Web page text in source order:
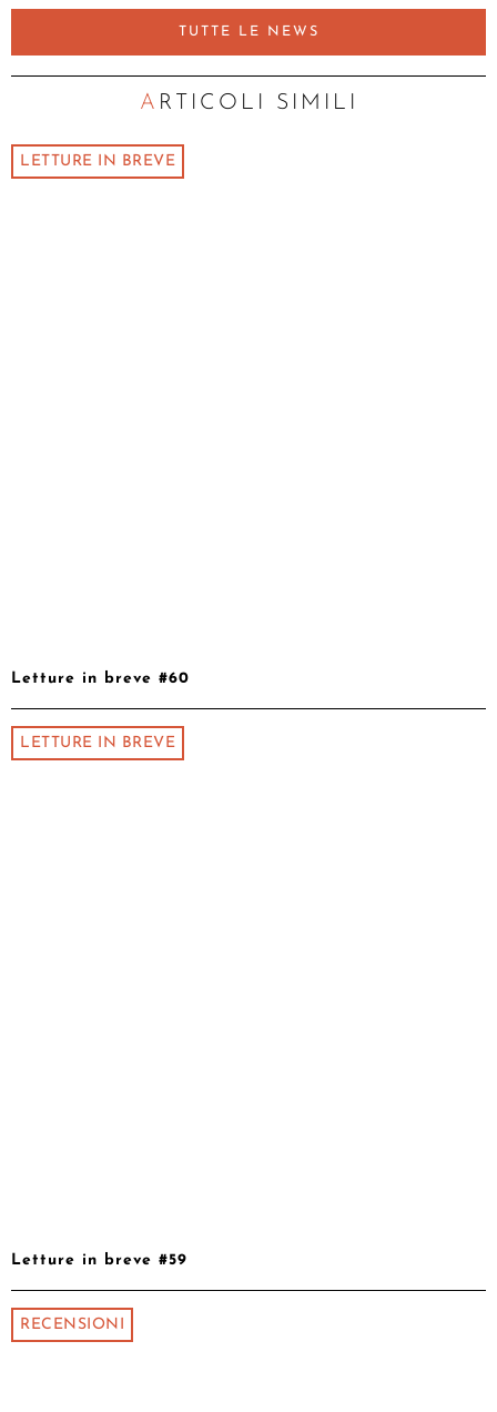
TUTTE LE NEWS
ARTICOLI SIMILI
LETTURE IN BREVE
Letture in breve #60
LETTURE IN BREVE
Letture in breve #59
RECENSIONI